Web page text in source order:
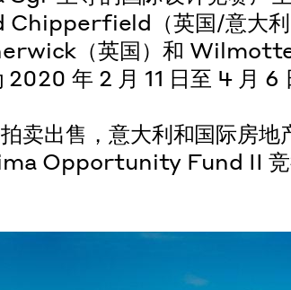
Chipperfield（英国/意大
（英国）和 Wilmotte
年 2 月 11 日至 4 月 6
卖出售，意大利和国际房地
Opportunity Fund II 竞